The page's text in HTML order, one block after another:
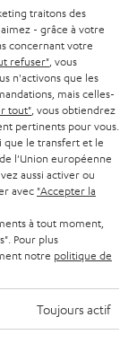
au contrat ici
traitons des
- grâce à votre
concernant votre
refuser" , vous
n'activons que les
mais celles-
tout" , vous obtiendrez
pertinents pour vous.
que le transfert et le
l'Union européenne
aussi activer ou
avec "Accepter la
à tout moment,
Pour plus
notre politique de
Toujours actif